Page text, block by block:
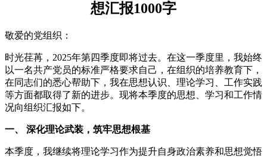
想汇报1000字
敬爱的党组织：
时光荏苒，2025年第四季度即将过去。在这一季度里，我始终
以一名共产党员的标准严格要求自己，在组织的培养教育下，
在同志们的悉心帮助下，我在思想认识、理论学习、工作实践
等方面都取得了新的进步。现将本季度的思想、学习和工作情
况向组织汇报如下。
一、 深化理论武装，筑牢思想根基
本季度，我继续将理论学习作为提升自身政治素养和思想觉悟